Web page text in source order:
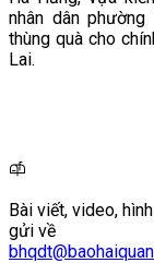
nhân dân
thùng quà cho
Lai.
Bài viết, video,
gửi về